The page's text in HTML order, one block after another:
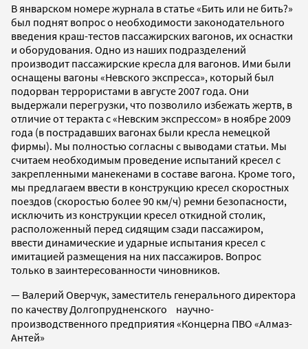
В январском номере журнала в статье «Бить или не бить?»
был поднят вопрос о необходимости законодательного
введения краш-тестов пассажирских вагонов, их оснастки
и оборудования. Одно из наших подразделений
производит пассажирские кресла для вагонов. Ими были
оснащены вагоны «Невского экспресса», который был
подорван террористами в августе 2007 года. Они
выдержали перегрузки, что позволило избежать жертв, в
отличие от теракта с «Невским экспрессом» в ноябре 2009
года (в пострадавших вагонах были кресла немецкой
фирмы). Мы полностью согласны с выводами статьи. Мы
считаем необходимым проведение испытаний кресел с
закрепленными манекенами в составе вагона. Кроме того,
мы предлагаем ввести в конструкцию кресел скоростных
поездов (скоростью более 90 км/ч) ремни безопасности,
исключить из конструкции кресел откидной столик,
расположенный перед сидящим сзади пассажиром,
ввести динамические и ударные испытания кресел с
имитацией размещения на них пассажиров. Вопрос
только в заинтересованности чиновников.
— Валерий Оверчук, заместитель генерального директора
по качеству Долгопрудненского научно-
производственного предприятия «Концерна ПВО «Алмаз-
Антей»